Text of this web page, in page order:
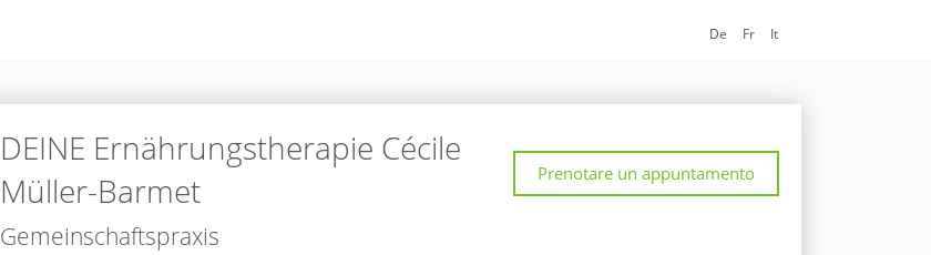
De Fr It
DEINE Ernährungstherapie Cécile
Müller-Barmet
Prenotare un appuntamento
Gemeinschaftspraxis